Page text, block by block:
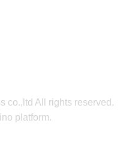
co.,ltd All rights reserved.
platform.